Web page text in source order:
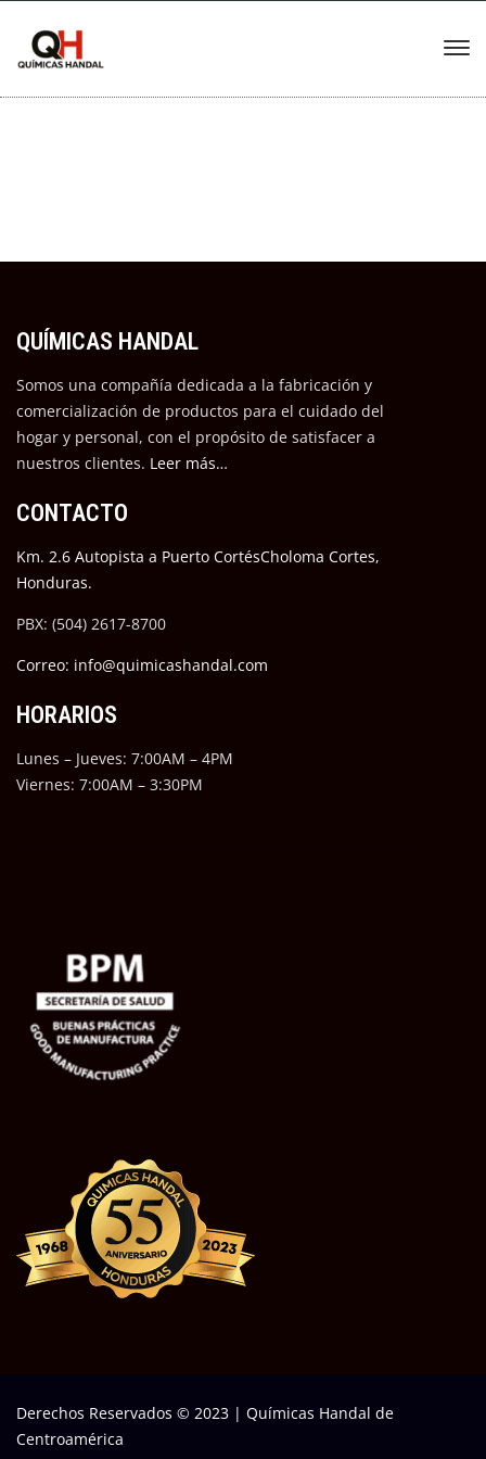
QUÍMICAS HANDAL
Somos una compañía dedicada a la fabricación y
comercialización de productos para el cuidado del
hogar y personal, con el propósito de satisfacer a
nuestros clientes. Leer más…
CONTACTO
Km. 2.6 Autopista a Puerto CortésCholoma Cortes,
Honduras.
PBX: (504) 2617-8700
Correo: info@quimicashandal.com
HORARIOS
Lunes – Jueves: 7:00AM – 4PM
Viernes: 7:00AM – 3:30PM
Derechos Reservados © 2023 | Químicas Handal de
Centroamérica